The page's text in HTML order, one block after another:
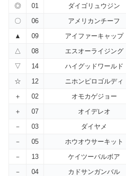
◎ 01 ダイゴリュウジン
〇
06 アメリカンチーフ
▲
09 アイファーキャップ
△
08 エスオーライジング
▽
14 ハイグッドワールド
☆
12 ニホンピロゴルディ
＋
02 オモカゲジョー
＋
07 オイデレオ
－
03 ダイヤメ
－
05 ホウオウサーキット
－
13 ケイツーバルボア
－
04 カドサンガンバル